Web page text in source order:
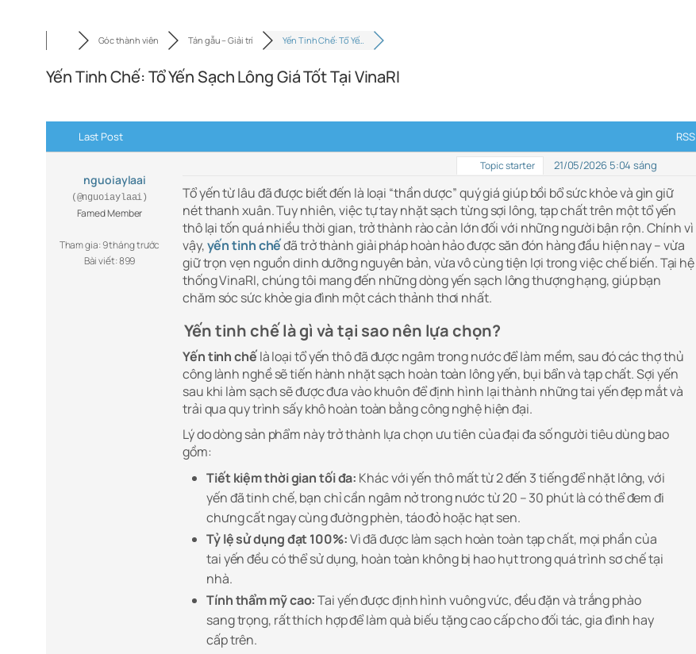
Góc thành viên Tán gẫu – Giải trí Yến Tinh Chế: Tổ Yế…
Yến Tinh Chế: Tổ Yến Sạch Lông Giá Tốt Tại VinaRI
Last Post RSS
nguoiaylaai
(@nguoiaylaai)
Famed Member
Tham gia: 9 tháng trước
Bài viết: 899
Topic starter 21/05/2026 5:04 sáng
Tổ yến từ lâu đã được biết đến là loại “thần dược” quý giá giúp bồi bổ sức khỏe và gìn giữ
nét thanh xuân. Tuy nhiên, việc tự tay nhặt sạch từng sợi lông, tạp chất trên một tổ yến
thô lại tốn quá nhiều thời gian, trở thành rào cản lớn đối với những người bận rộn. Chính vì
vậy,yến tinh chếđã trở thành giải pháp hoàn hảo được săn đón hàng đầu hiện nay – vừa
giữ trọn vẹn nguồn dinh dưỡng nguyên bản, vừa vô cùng tiện lợi trong việc chế biến. Tại hệ
thống VinaRI, chúng tôi mang đến những dòng yến sạch lông thượng hạng, giúp bạn
chăm sóc sức khỏe gia đình một cách thảnh thơi nhất.
Yến tinh chế là gì và tại sao nên lựa chọn?
Yến tinh chếlà loại tổ yến thô đã được ngâm trong nước để làm mềm, sau đó các thợ thủ
công lành nghề sẽ tiến hành nhặt sạch hoàn toàn lông yến, bụi bẩn và tạp chất. Sợi yến
sau khi làm sạch sẽ được đưa vào khuôn để định hình lại thành những tai yến đẹp mắt và
trải qua quy trình sấy khô hoàn toàn bằng công nghệ hiện đại.
Lý do dòng sản phẩm này trở thành lựa chọn ưu tiên của đại đa số người tiêu dùng bao
gồm:
Tiết kiệm thời gian tối đa: Khác với yến thô mất từ 2 đến 3 tiếng để nhặt lông, với
yến đã tinh chế, bạn chỉ cần ngâm nở trong nước từ 20 – 30 phút là có thể đem đi
chưng cất ngay cùng đường phèn, táo đỏ hoặc hạt sen.
Tỷ lệ sử dụng đạt 100%:Vì đã được làm sạch hoàn toàn tạp chất, mọi phần của
tai yến đều có thể sử dụng, hoàn toàn không bị hao hụt trong quá trình sơ chế tại
nhà.
Tính thẩm mỹ cao:Tai yến được định hình vuông vức, đều đặn và trắng phào
sang trọng, rất thích hợp để làm quà biếu tặng cao cấp cho đối tác, gia đình hay
cấp trên.